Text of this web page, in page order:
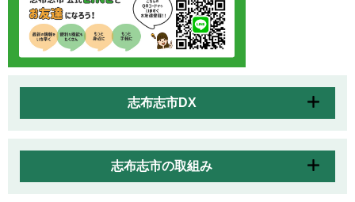
志布志市DX
志布志市の取組み